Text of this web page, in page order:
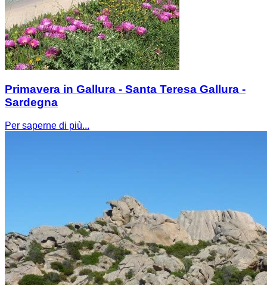
Primavera in Gallura - Santa Teresa Gallura -
Sardegna
Per saperne di più...